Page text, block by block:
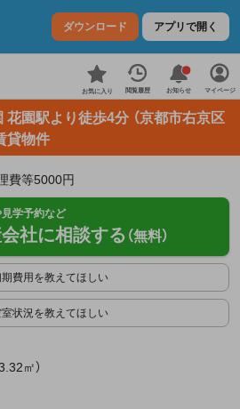
ダウンロード アプリで開く
お気に入り 閲覧履歴 お知らせ マイページ
花園駅より徒歩4分 （京都市右京区
貸物件
費等5000円
学予約など
社に相談する （無料）
費用を教えてほしい
室状況を教えてほしい
㎡）